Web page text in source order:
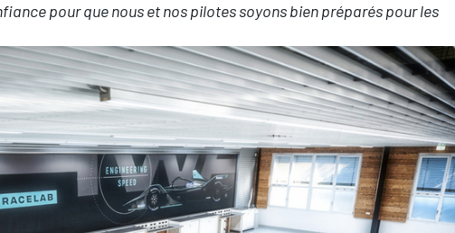
pour que nous et nos pilotes soyons bien préparés pour les